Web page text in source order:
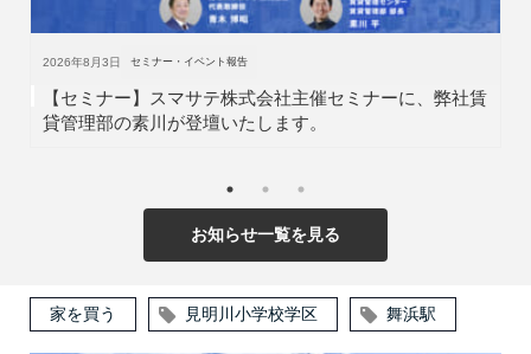
ーに、弊社賃
2026年6月8日
【参加しました】「第11回百縁商店街」に
ープとして参加いたしました！
お知らせ一覧を見る
家を買う 見明川小学校学区 舞浜駅